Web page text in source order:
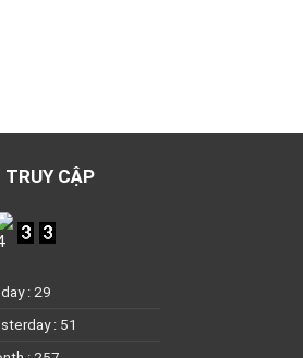
TRUY CẬP
: 29
: 51